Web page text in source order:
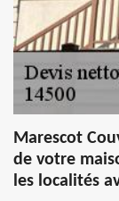
Marescot
de votre
les localités